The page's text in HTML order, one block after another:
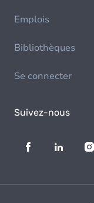
Emplois
Bibliothèques
Se connecter
Suivez-nous